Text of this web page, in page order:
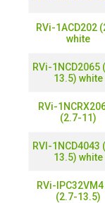
RVi-1ACD202
white
RVi-1NCD2065
13.5) white
RVi-
(2.7-11)
RVI-1NCD4043
13.5) white
RVi-IPC32VM4
(2.7-13.5)